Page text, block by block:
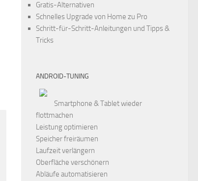
Gratis-Alternativen
Schnelles Upgrade von Home zu Pro
Schritt-für-Schritt-Anleitungen und Tipps &
Tricks
ANDROID-TUNING
Smartphone & Tablet wieder
flottmachen
Leistung optimieren
Speicher freiräumen
Laufzeit verlängern
Oberfläche verschönern
Abläufe automatisieren